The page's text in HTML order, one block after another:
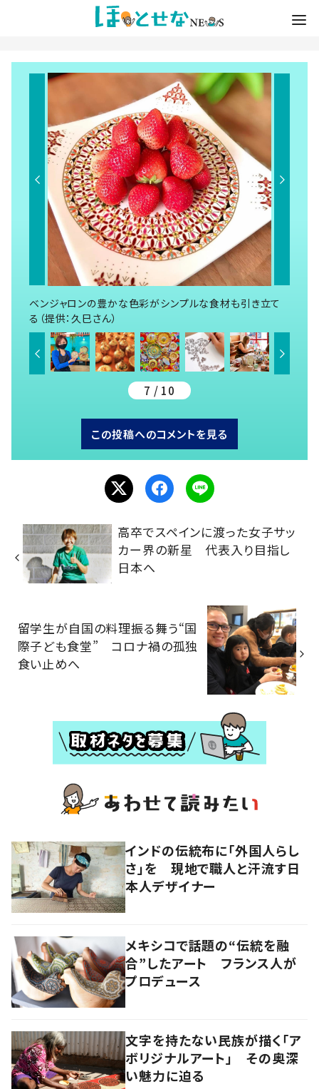
ベンジャロンの豊かな色彩がシンプルな食材も引き立て
る（提供：久巳さん）
7 / 10
この投稿へのコメントを見る
高卒でスペインに渡った女子サッ
カー界の新星 代表入り目指し
日本へ
留学生が自国の料理振る舞う“国
際子ども食堂” コロナ禍の孤独
食い止めへ
インドの伝統布に「外国人らし
さ」を 現地で職人と汗流す日
本人デザイナー
メキシコで話題の“伝統を融
合”したアート フランス人が
プロデュース
文字を持たない民族が描く「ア
ボリジナルアート」 その奥深
い魅力に迫る